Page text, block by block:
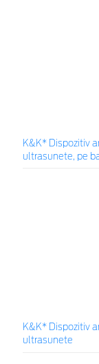
K&K* Dispozitiv
ultrasunete, pe
K&K* Dispozitiv
ultrasunete